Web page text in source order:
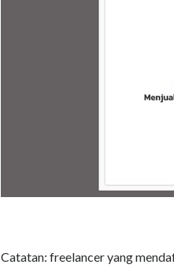
Catatan: freelancer yang